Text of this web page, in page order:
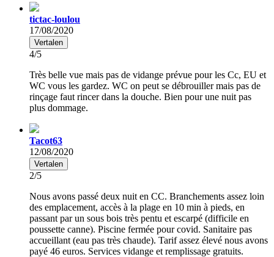
tictac-loulou
17/08/2020
Vertalen
4/5
Très belle vue mais pas de vidange prévue pour les Cc, EU et
WC vous les gardez. WC on peut se débrouiller mais pas de
rinçage faut rincer dans la douche. Bien pour une nuit pas
plus dommage.
Tacot63
12/08/2020
Vertalen
2/5
Nous avons passé deux nuit en CC. Branchements assez loin
des emplacement, accès à la plage en 10 min à pieds, en
passant par un sous bois très pentu et escarpé (difficile en
poussette canne). Piscine fermée pour covid. Sanitaire pas
accueillant (eau pas très chaude). Tarif assez élevé nous avons
payé 46 euros. Services vidange et remplissage gratuits.